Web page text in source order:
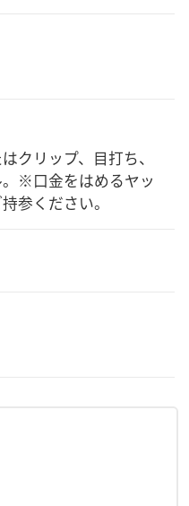
クリップ、目打ち、
※口金をはめるヤッ
参ください。